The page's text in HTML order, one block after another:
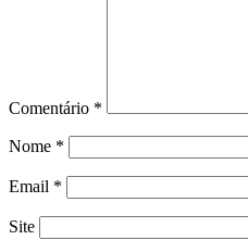
Comentário *
Nome *
Email *
Site